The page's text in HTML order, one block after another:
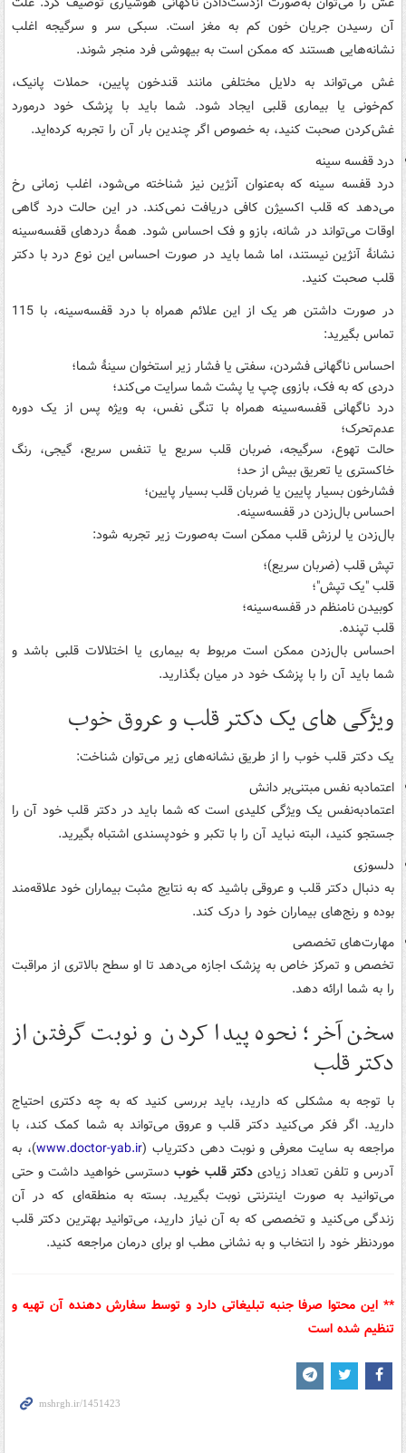
آن رسیدن جریان خون کم به مغز است. سبکی سر و سرگیجه اغلب
نشانه‌هایی هستند که ممکن است به بیهوشی فرد منجر شوند.
غش می‌تواند به دلایل مختلفی مانند قندخون پایین، حملات پانیک،
کم‌خونی یا بیماری قلبی ایجاد شود. شما باید با پزشک خود درمورد
غش‌کردن صحبت کنید، به خصوص اگر چندین بار آن را تجربه کرده‌اید.
درد قفسه سینه
درد قفسه سینه که به‌عنوان آنژین نیز شناخته می‌شود، اغلب زمانی رخ
می‌دهد که قلب اکسیژن کافی دریافت نمی‌کند. در این حالت درد گاهی
اوقات می‌تواند در شانه، بازو و فک احساس شود. همۀ دردهای قفسه‌سینه
نشانۀ آنژین نیستند، اما شما باید در صورت احساس این نوع درد با دکتر
قلب صحبت کنید.
در صورت داشتن هر یک از این علائم همراه با درد قفسه‌سینه، با 115
تماس بگیرید:
احساس ناگهانی فشردن، سفتی یا فشار زیر استخوان سینۀ شما؛
دردی که به فک، بازوی چپ یا پشت شما سرایت می‌کند؛
درد ناگهانی قفسه‌سینه همراه با تنگی نفس، به ویژه پس از یک دوره
عدم‌تحرک؛
حالت تهوع، سرگیجه، ضربان قلب سریع یا تنفس سریع، گیجی، رنگ
خاکستری یا تعریق بیش از حد؛
فشارخون بسیار پایین یا ضربان قلب بسیار پایین؛
احساس بال‌زدن در قفسه‌سینه.
بال‌زدن یا لرزش قلب ممکن است به‌صورت زیر تجربه شود:
تپش قلب (ضربان سریع)؛
قلب "یک تپش"؛
کوبیدن نامنظم در قفسه‌سینه؛
قلب تپنده.
احساس بال‌زدن ممکن است مربوط به بیماری یا اختلالات قلبی باشد و
شما باید آن را با پزشک خود در میان بگذارید.
ویژگی های یک دکتر قلب و عروق خوب
یک دکتر قلب خوب را از طریق نشانه‌های زیر می‌توان شناخت:
اعتمادبه ‌نفس مبتنی‌بر دانش
اعتمادبه‌نفس یک ویژگی کلیدی است که شما باید در دکتر قلب خود آن را
جستجو کنید، البته نباید آن را با تکبر و خودپسندی اشتباه بگیرید.
دلسوزی
به دنبال دکتر قلب و عروقی باشید که به نتایج مثبت بیماران خود علاقه‌مند
بوده و رنج‌های بیماران خود را درک کند.
مهارت‌های تخصصی
تخصص و تمرکز خاص به پزشک اجازه می‌دهد تا او سطح بالاتری از مراقبت
را به شما ارائه دهد.
سخن آخر؛ نحوه پیدا کردن و نوبت گرفتن از
دکتر قلب
با توجه به مشکلی که دارید، باید بررسی کنید که به چه دکتری احتیاج
دارید. اگر فکر می‌کنید دکتر قلب و عروق می‌تواند به شما کمک کند، با
مراجعه به سایت معرفی و نوبت دهی دکتریاب (www.doctor-yab.ir)، به
آدرس و تلفن تعداد زیادیدکتر قلب خوبدسترسی خواهید داشت و حتی
می‌توانید به صورت اینترنتی نوبت بگیرید. بسته به منطقه‌ای که در آن
زندگی می‌کنید و تخصصی که به آن نیاز دارید، می‌توانید بهترین دکتر قلب
موردنظر خود را انتخاب و به نشانی مطب او برای درمان مراجعه کنید.
** این محتوا صرفا جنبه تبلیغاتی دارد و توسط سفارش دهنده آن تهیه و
تنظیم شده است